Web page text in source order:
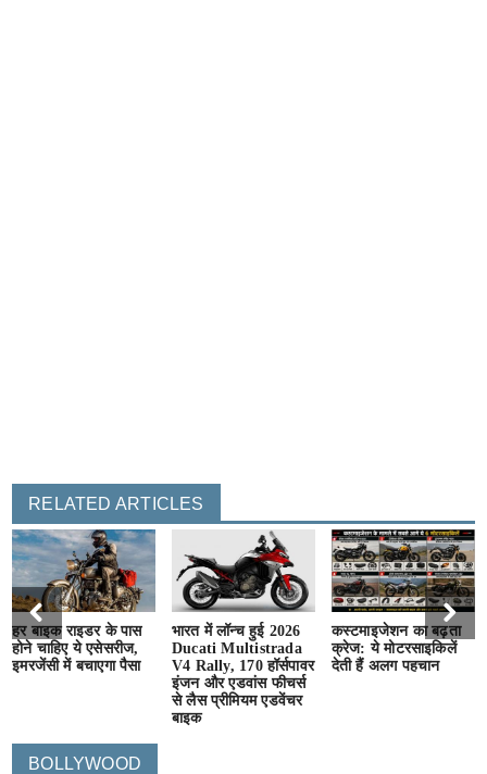
RELATED ARTICLES
हर बाइक राइडर के पास
होने चाहिए ये एसेसरीज,
इमरजेंसी में बचाएगा पैसा
भारत में लॉन्च हुई 2026
Ducati Multistrada
V4 Rally, 170 हॉर्सपावर
इंजन और एडवांस फीचर्स
से लैस प्रीमियम एडवेंचर
बाइक
कस्टमाइजेशन का बढ़ता
क्रेज: ये मोटरसाइकिलें
देती हैं अलग पहचान
BOLLYWOOD